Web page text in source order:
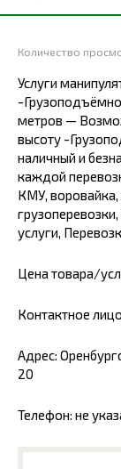
Количество
Услуги
-
метров —
высоту -
наличный и
каждой
КМУ, воровайка,
услуги,
Цена товара/
Контактное
Адрес:
20
Телефон: не